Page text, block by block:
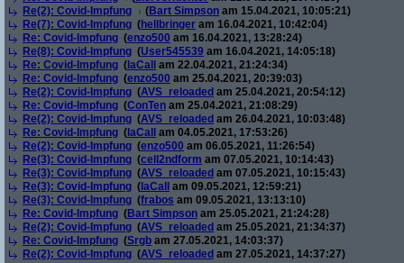
Re(2): Covid-Impfung
(Bart Simpson am 15.04.2021, 10:05:21)
Re(7): Covid-Impfung (hellbringer am 16.04.2021, 10:42:04)
Re: Covid-Impfung (enzo500 am 16.04.2021, 13:28:24)
Re(8): Covid-Impfung (User545539 am 16.04.2021, 14:05:18)
Re: Covid-Impfung ( laCall
am 22.04.2021, 21:24:34)
Re: Covid-Impfung (enzo500 am 25.04.2021, 20:39:03)
Re(2): Covid-Impfung (AVS_reloaded am 25.04.2021, 20:54:12)
Re: Covid-Impfung (ConTen am 25.04.2021, 21:08:29)
Re(2): Covid-Impfung (AVS_reloaded am 26.04.2021, 10:03:48)
Re: Covid-Impfung ( laCall
am 04.05.2021, 17:53:26)
Re(2): Covid-Impfung (enzo500 am 06.05.2021, 11:26:54)
Re(3): Covid-Impfung (cell2ndform am 07.05.2021, 10:14:43)
Re(3): Covid-Impfung (AVS_reloaded am 07.05.2021, 10:15:43)
Re(3): Covid-Impfung ( laCall
am 09.05.2021, 12:59:21)
Re(3): Covid-Impfung (frabos am 09.05.2021, 13:13:10)
Re: Covid-Impfung (Bart Simpson am 25.05.2021, 21:24:28)
Re(2): Covid-Impfung (AVS_reloaded am 25.05.2021, 21:34:37)
Re: Covid-Impfung (Srgb am 27.05.2021, 14:03:37)
Re(2): Covid-Impfung (AVS_reloaded am 27.05.2021, 14:37:27)